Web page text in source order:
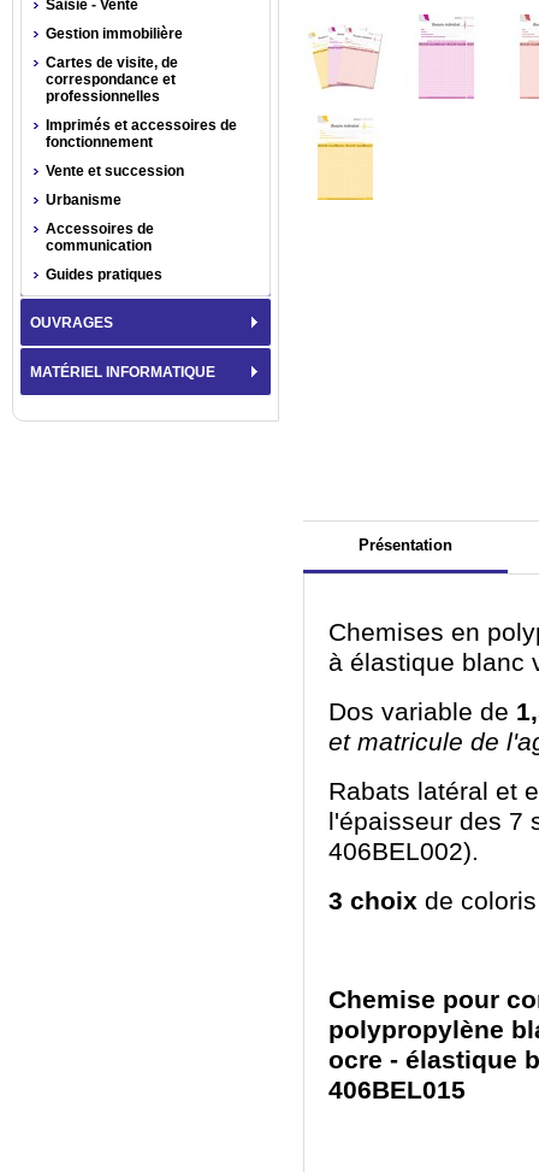
Présentation
Chemises en
à élastique blanc
Dos variable de
et matricule de
Rabats latéral et
l'épaisseur des 7
406BEL002).
3 choix de
Chemise pour
polypropylène
ocre - élastique
406BEL015
Saisie - Vente
Gestion immobilière
Cartes de visite, de
correspondance et
professionnelles
Imprimés et accessoires de
fonctionnement
Vente et succession
Urbanisme
Accessoires de
communication
Guides pratiques
OUVRAGES
MATÉRIEL INFORMATIQUE